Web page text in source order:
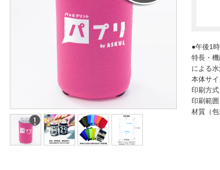
●午後1
特長・
による
本体サ
印刷方
印刷範
材質（